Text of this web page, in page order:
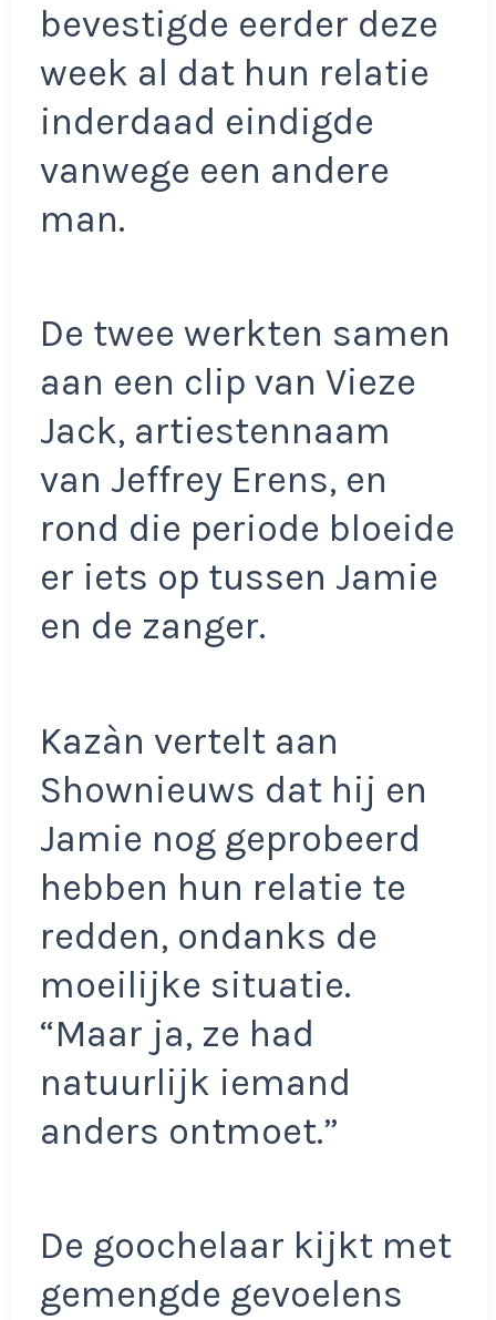
bevestigde eerder deze
week al dat hun relatie
inderdaad eindigde
vanwege een andere
man.
De twee werkten samen
aan een clip van Vieze
Jack, artiestennaam
van Jeffrey Erens, en
rond die periode bloeide
er iets op tussen Jamie
en de zanger.
Kazàn vertelt aan
Shownieuws dat hij en
Jamie nog geprobeerd
hebben hun relatie te
redden, ondanks de
moeilijke situatie.
“Maar ja, ze had
natuurlijk iemand
anders ontmoet.”
De goochelaar kijkt met
gemengde gevoelens